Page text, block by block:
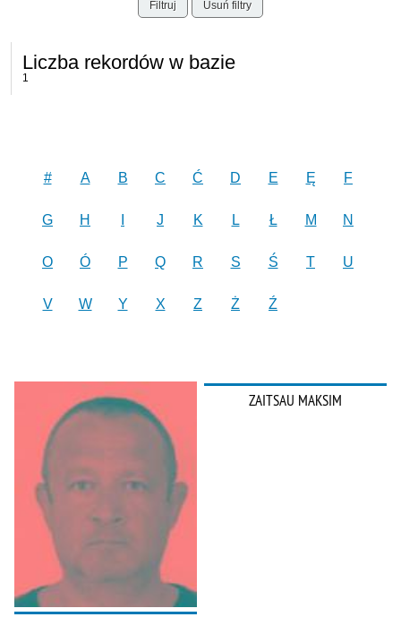
Filtruj Usuń filtry
Liczba rekordów w bazie
1
# A B C Ć D E Ę F
G H J K L Ł M N
O Ó P Q R S Ś T U
V W Y X Z Ż Ź
ZAITSAU MAKSIM